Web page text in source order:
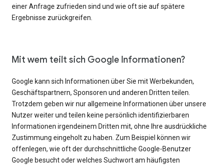
einer Anfrage zufrieden sind und wie oft sie auf spätere
Ergebnisse zurückgreifen.
Mit wem teilt sich Google Informationen?
Google kann sich Informationen über Sie mit Werbekunden,
Geschäftspartnern, Sponsoren und anderen Dritten teilen.
Trotzdem geben wir nur allgemeine Informationen über unsere
Nutzer weiter und teilen keine persönlich identifizierbaren
Informationen irgendeinem Dritten mit, ohne Ihre ausdrückliche
Zustimmung eingeholt zu haben. Zum Beispiel können wir
offenlegen, wie oft der durchschnittliche Google-Benutzer
Google besucht oder welches Suchwort am häufigsten